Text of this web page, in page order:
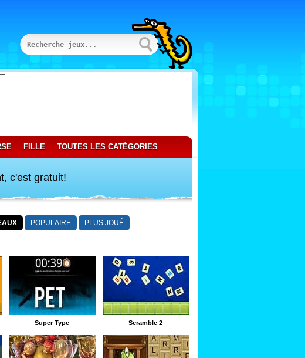
FILLE TOUTES LES CATÉGORIES
c'est gratuit!
POPULAIRE PLUS JOUÉ
Super Type Scramble 2